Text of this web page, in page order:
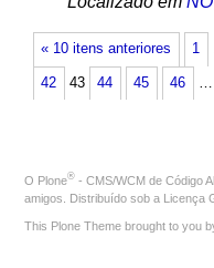
« 10 itens anteriores 1
42 43 44 45 46 …
O Plone® - CMS/WCM de Código
amigos. Distribuído sob a Licença
This Plone Theme brought to you